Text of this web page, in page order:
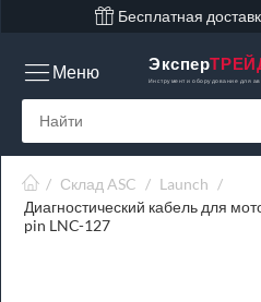
Бесплатная
Экспер
Инструмент и оборудование для
Меню
/ Склад ASC / Launch /
Диагностический кабель для
pin LNC-127